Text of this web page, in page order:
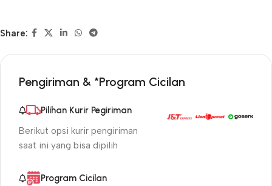
Share:
Pengiriman & *Program Cicilan
Pilihan Kurir Pegiriman
Berikut opsi kurir pengiriman
saat ini yang bisa dipilih
Program Cicilan